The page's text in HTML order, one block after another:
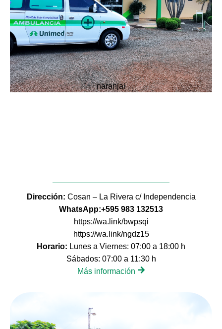
naranjal
Dirección: Cosan – La Rivera c/ Independencia
WhatsApp:+595 983 132513
https://wa.link/bwpsqi
https://wa.link/ngdz15
Horario: Lunes a Viernes: 07:00 a 18:00 h
Sábados: 07:00 a 11:30 h
Más información